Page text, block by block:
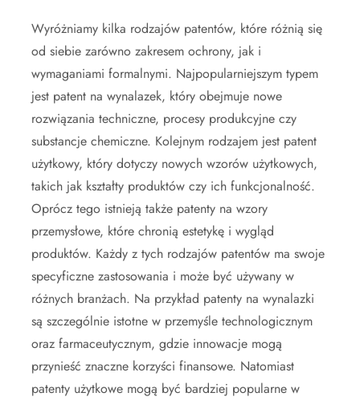
Wyróżniamy kilka rodzajów patentów, które różnią się
od siebie zarówno zakresem ochrony, jak i
wymaganiami formalnymi. Najpopularniejszym typem
jest patent na wynalazek, który obejmuje nowe
rozwiązania techniczne, procesy produkcyjne czy
substancje chemiczne. Kolejnym rodzajem jest patent
użytkowy, który dotyczy nowych wzorów użytkowych,
takich jak kształty produktów czy ich funkcjonalność.
Oprócz tego istnieją także patenty na wzory
przemysłowe, które chronią estetykę i wygląd
produktów. Każdy z tych rodzajów patentów ma swoje
specyficzne zastosowania i może być używany w
różnych branżach. Na przykład patenty na wynalazki
są szczególnie istotne w przemyśle technologicznym
oraz farmaceutycznym, gdzie innowacje mogą
przynieść znaczne korzyści finansowe. Natomiast
patenty użytkowe mogą być bardziej popularne w